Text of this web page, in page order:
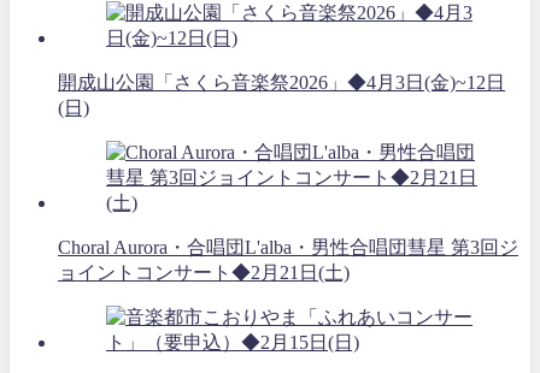
開成山公園「さくら音楽祭2026」◆4月3日(金)~12日
(日)
Choral Aurora・合唱団L'alba・男性合唱団彗星 第3回ジ
ョイントコンサート◆2月21日(土)